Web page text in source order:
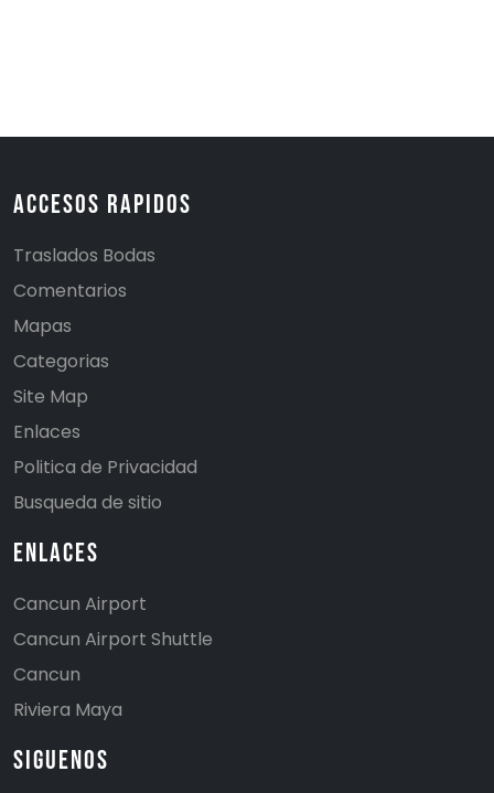
Accesos Rapidos
Traslados Bodas
Comentarios
Mapas
Categorias
Site Map
Enlaces
Politica de Privacidad
Busqueda de sitio
Enlaces
Cancun Airport
Cancun Airport Shuttle
Cancun
Riviera Maya
Siguenos